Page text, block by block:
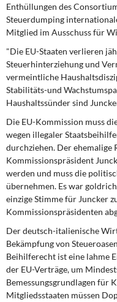
Steuer- und
Öffentliche
Eurokrise und
DIE LINKE
Weitere Themen
Memo-Gruppe
Institut Solidarische
Rosa-Luxemburg-
Über mich
Kontakt
Enthüllungen des
Steuerdumping
Mitglied im Ausschuss für
"Die EU-Staaten verlieren
Steuerhinterziehung und
vermeintliche
Stabilitäts-und
Haushaltssünder sind
Die EU-Kommission muss
wegen illegaler
durchziehen. Der ehemalige
Kommissionspräsident
werden und muss die
übernehmen. Es war
einzige Stimme für Juncker
Kommissionspräsidenten
Der deutsch-italienische
Bekämpfung von
Beihilferecht ist eine lahme
der EU-Verträge, um
Bemessungsgrundlagen für
Mitgliedsstaaten müssen